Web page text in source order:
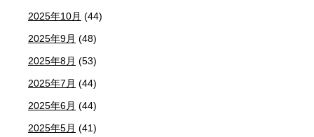
2025年10月 (44)
2025年9月 (48)
2025年8月 (53)
2025年7月 (44)
2025年6月 (44)
2025年5月 (41)